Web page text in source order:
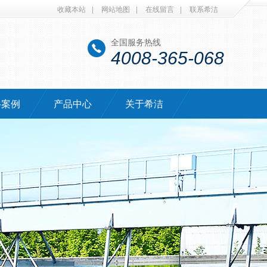
收藏本站 | 网站地图 | 在线留言 | 联系希洁
全国服务热线
4008-365-068
例 产品中心 关于希洁